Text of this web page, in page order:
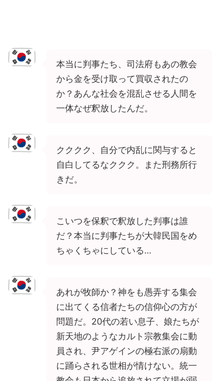
本当に判事たち、司法府もあの教会
から金を受け取って買収されたの
か？あんな社会を混乱させる人間を
一体なぜ釈放したんだ。
クククク、自分で内乱に関与すると
自白してるなククク。また刑務所行
きだ。
こいつを保釈で釈放した判事は誰
だ？本当に判事たちが大韓民国をめ
ちゃくちゃにしている…
あれが牧師か？神をも愚弄する集会
に出てくる信者たちの信仰心の方が
問題だ。20代の若い息子、娘たちが
新天地のようなカルト宗教集会に動
員され、尹アゲインの極右派の扇動
に踊らされる世相が情けない。統一